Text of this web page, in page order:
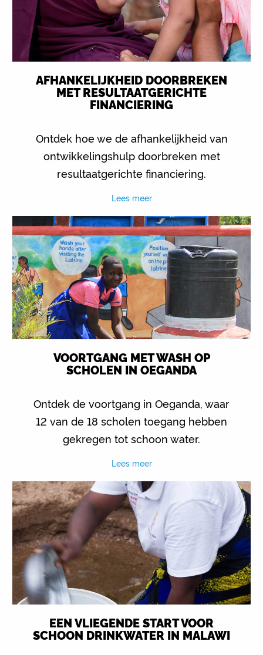
AFHANKELIJKHEID DOORBREKEN
MET RESULTAATGERICHTE
FINANCIERING
Ontdek hoe we de afhankelijkheid van
ontwikkelingshulp doorbreken met
resultaatgerichte financiering.
Lees meer
VOORTGANG MET WASH OP
SCHOLEN IN OEGANDA
Ontdek de voortgang in Oeganda, waar
12 van de 18 scholen toegang hebben
gekregen tot schoon water.
Lees meer
EEN VLIEGENDE START VOOR
SCHOON DRINKWATER IN MALAWI